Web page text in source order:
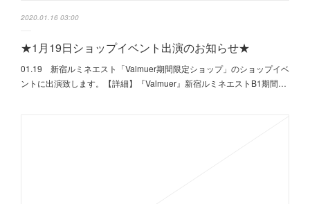
2020.01.16 03:00
★1月19日ショップイベント出演のお知らせ★
01.19 新宿ルミネエスト「Valmuer期間限定ショップ」のショップイベ
ントに出演致します。【詳細】『Valmuer』新宿ルミネエストB1期間…